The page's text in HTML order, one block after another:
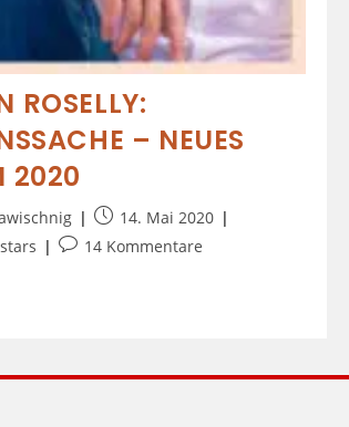
ROSELLY:
– NEUES
2020
14. Mai 2020
14 Kommentare